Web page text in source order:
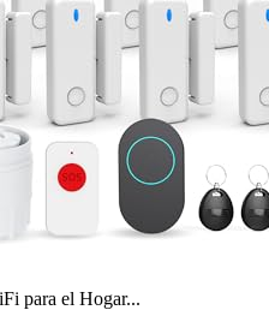
para el Hogar...